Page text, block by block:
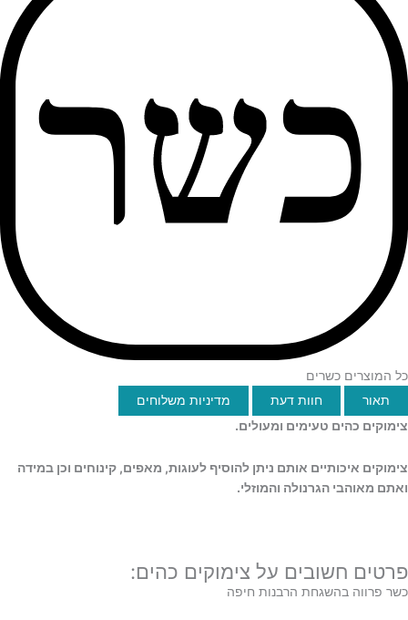
כל המוצרים כשרים
תאור
חוות דעת
מדיניות משלוחים
צימוקים כהים טעימים ומעולים.
צימוקים איכותיים אותם ניתן להוסיף לעוגות, מאפים, קינוחים וכן במידה
ואתם מאוהבי הגרנולה והמוזלי.
פרטים חשובים על צימוקים כהים:
כשר פרווה בהשגחת הרבנות חיפה